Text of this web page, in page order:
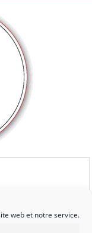
web et notre service.